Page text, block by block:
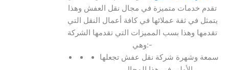
تقدم خدمات متميزة في مجال نقل العفش وهذا
يتمثل في ثقة عملائها في كافة أعمال النقل التي
تقدمها وهذا بسب المميزات التي تقدمها الشركة
وهي:-
سمعة وشهرة شركة نقل عفش تجعلها